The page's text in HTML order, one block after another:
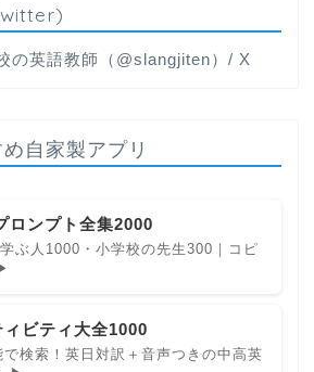
の英語教師（@slangjiten）/ X
自家製アプリ
ロンプト全集2000
ぶ人1000・小学校の先生300｜コピ
ビティ大全1000
検索！英日対訳＋音声つきの中高英